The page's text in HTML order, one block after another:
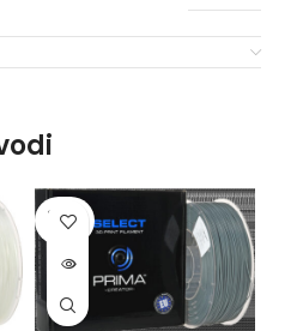
SOLD
OUT